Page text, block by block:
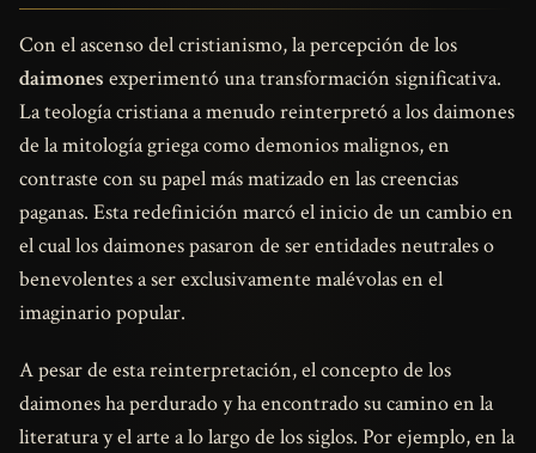
Con el ascenso del cristianismo, la percepción de los
daimones experimentó una transformación significativa.
La teología cristiana a menudo reinterpretó a los daimones
de la mitología griega como demonios malignos, en
contraste con su papel más matizado en las creencias
paganas. Esta redefinición marcó el inicio de un cambio en
el cual los daimones pasaron de ser entidades neutrales o
benevolentes a ser exclusivamente malévolas en el
imaginario popular.
A pesar de esta reinterpretación, el concepto de los
daimones ha perdurado y ha encontrado su camino en la
literatura y el arte a lo largo de los siglos. Por ejemplo, en la